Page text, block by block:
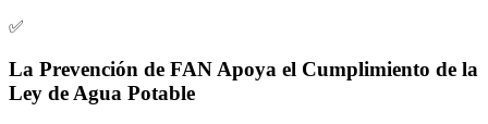
✅
La Prevención de FAN Apoya el Cumplimiento de la
Ley de Agua Potable